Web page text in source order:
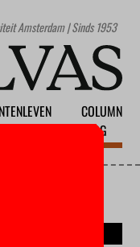
Amsterdam | Sinds 1953
COLUMN
BLOG